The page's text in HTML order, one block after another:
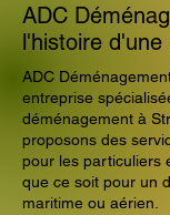
ADC
l'histoire d'une
ADC
entreprise
déménagement à
proposons des
pour les particuliers
que ce soit pour un
maritime ou aérien.